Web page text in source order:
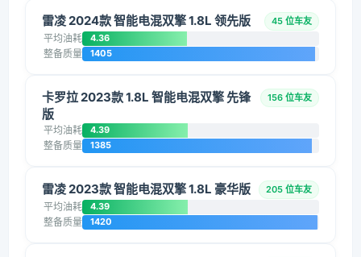
雷凌 2024款 智能电混双擎 1.8L 领先版 45 位车友
平均油耗 4.36
整备质量 1405
卡罗拉 2023款 1.8L 智能电混双擎 先锋
版
156 位车友
平均油耗 4.39
整备质量 1385
雷凌 2023款 智能电混双擎 1.8L 豪华版 205 位车友
平均油耗 4.39
整备质量 1420